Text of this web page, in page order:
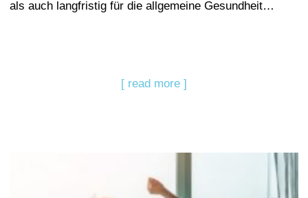
als auch langfristig für die allgemeine Gesundheit…
[ read more ]